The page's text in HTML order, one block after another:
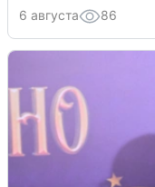
6 августа 86